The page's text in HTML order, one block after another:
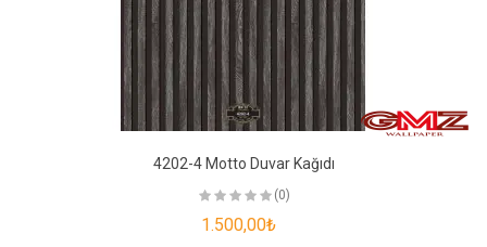
4202-4 Motto Duvar Kağıdı
(0)
1.500,00₺